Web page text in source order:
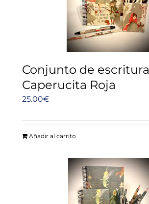
Conjunto de escritura
Caperucita Roja
25.00€
Añadir al carrito